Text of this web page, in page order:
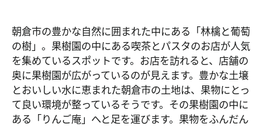
朝倉市の豊かな自然に囲まれた中にある「林檎と葡萄
の樹」。果樹園の中にある喫茶とパスタのお店が人気
を集めているスポットです。お店を訪れると、店舗の
奥に果樹園が広がっているのが見えます。豊かな土壌
とおいしい水に恵まれた朝倉市の土地は、果物にとっ
て良い環境が整っているそうです。その果樹園の中に
ある「りんご庵」へと足を運びます。果物をふんだん